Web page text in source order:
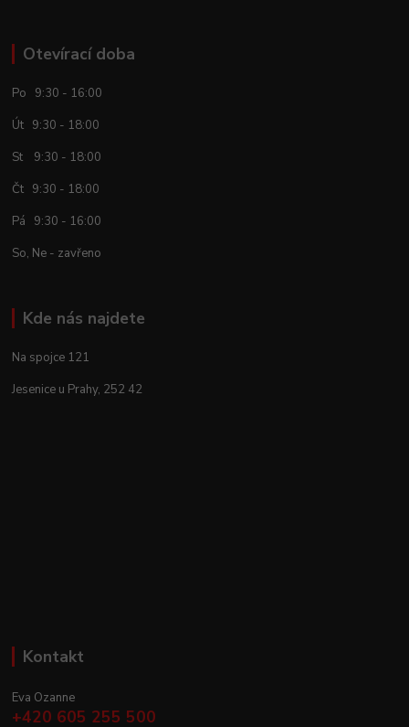
Otevírací doba
Po 9:30 - 16:00
Út 9:30 - 18:00
St 9:30 - 18:00
Čt 9:30 - 18:00
Pá 9:30 - 16:00
So, Ne - zavřeno
Kde nás najdete
Na spojce 121
Jesenice u Prahy, 252 42
Kontakt
Eva Ozanne
+420 605 255 500